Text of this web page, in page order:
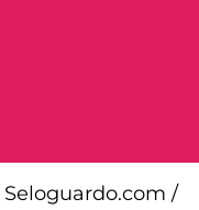
/